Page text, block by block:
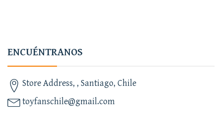
ENCUÉNTRANOS
Store Address, , Santiago, Chile
toyfanschile@gmail.com